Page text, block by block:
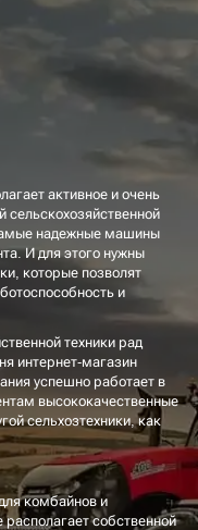
активное и очень
сельскохозяйственной
надежные машины
И для этого нужны
которые позволят
и
техники рад
интернет-магазин
успешно работает в
высококачественные
сельхозтехники, как
комбайнов и
собственной